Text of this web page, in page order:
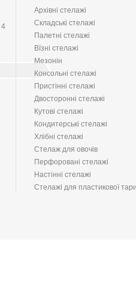
4
Архівні стелажі
Складські стелажі
Палетні стелажі
Вїзні стелажі
Мезонін
Консольні стелажі
Пристінні стелажі
Двосторонні стелажі
Кутові стелажі
Кондитерські стелажі
Хлібні стелажі
Стелаж для овочів
Перфоровані стелажі
Настінні стелажі
Стелажі для пластикової